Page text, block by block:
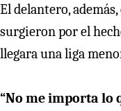
El delantero,
surgieron por el
llegara una liga
“No me importa lo